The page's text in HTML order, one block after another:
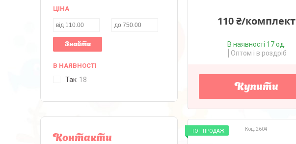
110 ₴/комплект
В наявності 17 од.
Оптом і в роздріб
Купити
2604
ТОП ПРОДАЖ
ЦІНА
Знайти
В НАЯВНОСТІ
Так 18
Контакти